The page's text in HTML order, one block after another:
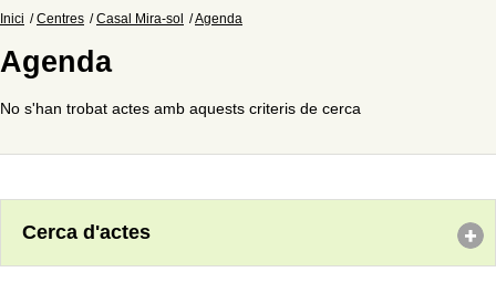
Inici Centres Casal Mira-sol Agenda
Agenda
No s'han trobat actes amb aquests criteris de cerca
Cerca d'actes